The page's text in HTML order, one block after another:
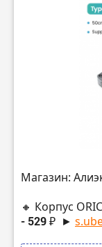
Магазин:
🔸 Корпус
- 529 ₽ ►